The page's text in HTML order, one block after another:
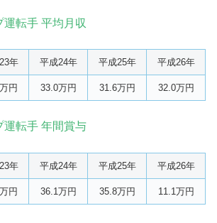
運転手 平均月収
年 平成24年 平成25年 平成26年
円 33.0万円 31.6万円 32.0万円
運転手 年間賞与
年 平成24年 平成25年 平成26年
円 36.1万円 35.8万円 11.1万円